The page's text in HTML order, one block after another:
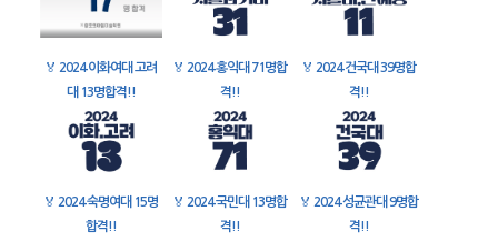
🏅 2024 이화여대 고려
대 13명합격!!
🏅 2024 홍익대 71명합
격!!
🏅 2024 건국대 39명합
격!!
🏅 2024 숙명여대 15명
합격!!
🏅 2024 국민대 13명합
격!!
🏅 2024 성균관대 9명합
격!!